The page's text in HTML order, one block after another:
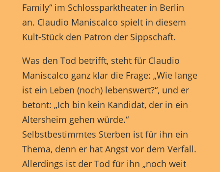
Family“ im Schlossparktheater in Berlin
an. Claudio Maniscalco spielt in diesem
Kult-Stück den Patron der Sippschaft.
Was den Tod betrifft, steht für Claudio
Maniscalco ganz klar die Frage: „Wie lange
ist ein Leben (noch) lebenswert?“, und er
betont: „Ich bin kein Kandidat, der in ein
Altersheim gehen würde.“
Selbstbestimmtes Sterben ist für ihn ein
Thema, denn er hat Angst vor dem Verfall.
Allerdings ist der Tod für ihn „noch weit